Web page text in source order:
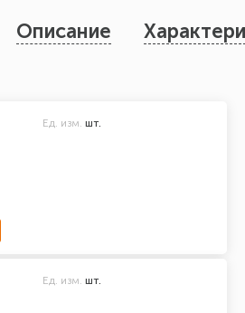
Описание
Ед. изм. шт.
Ед. изм. шт.